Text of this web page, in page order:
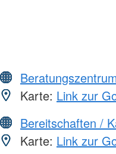
Karte: Link zur
Bereitschaften /
Karte: Link zur